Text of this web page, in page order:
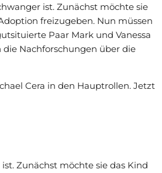
ist. Zunächst möchte sie
freizugeben. Nun müssen
Paar Mark und Vanessa
Nachforschungen über die
Cera in den Hauptrollen. Jetzt
Zunächst möchte sie das Kind